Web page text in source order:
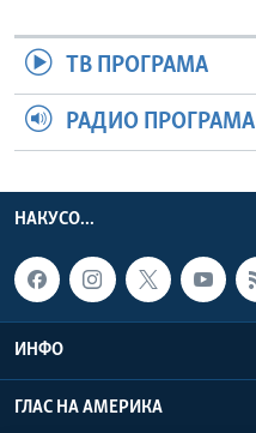
ТВ ПРОГРАМА
РАДИО ПРОГРАМА
НАКУСО...
ИНФО
ГЛАС НА АМЕРИКА